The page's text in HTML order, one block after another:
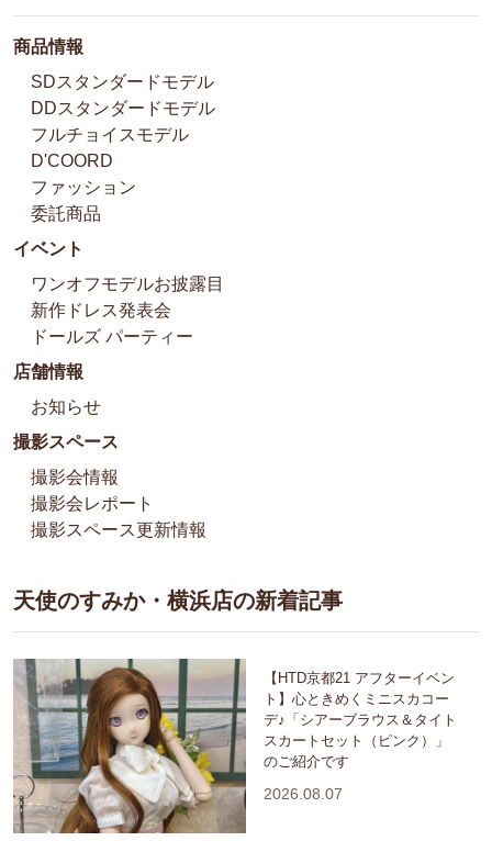
商品情報
SDスタンダードモデル
DDスタンダードモデル
フルチョイスモデル
D'COORD
ファッション
委託商品
イベント
ワンオフモデルお披露目
新作ドレス発表会
ドールズ パーティー
店舗情報
お知らせ
撮影スペース
撮影会情報
撮影会レポート
撮影スペース更新情報
天使のすみか・横浜店の新着記事
【HTD京都21 アフターイベン
ト】心ときめくミニスカコー
デ♪「シアーブラウス＆タイト
スカートセット（ピンク）」
のご紹介です
2026.08.07